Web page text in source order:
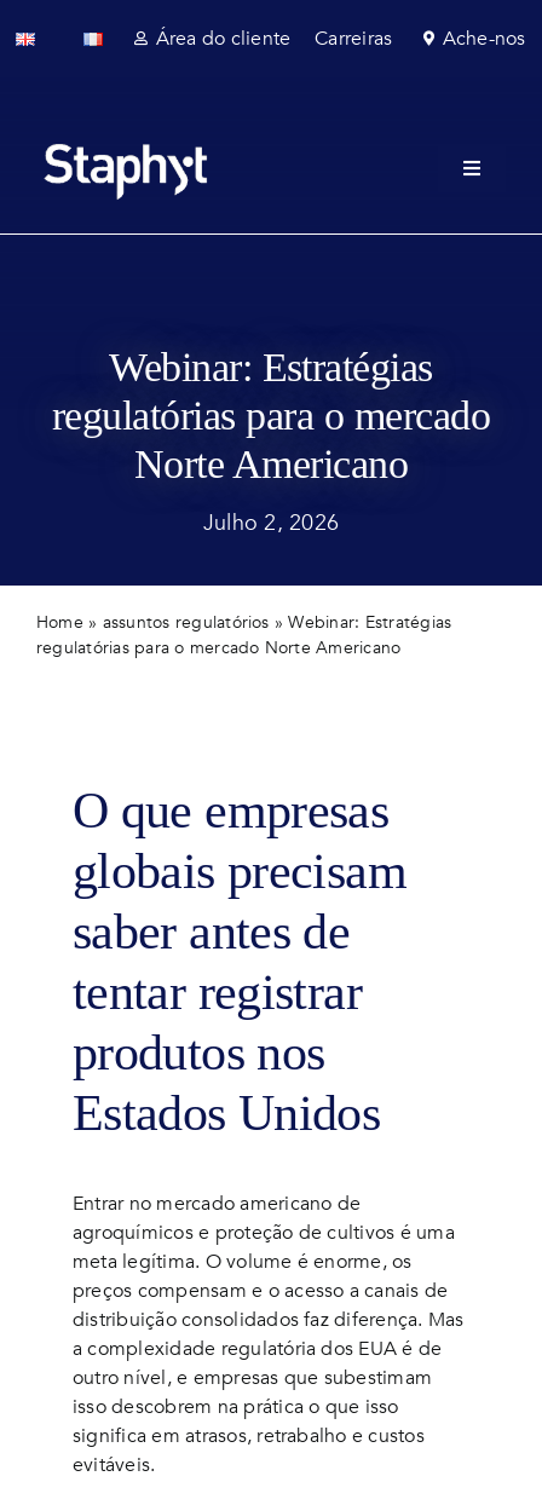
to
Área do cliente Carreiras Ache-nos
Toggle
Setores
Webinar: Estratégias
regulatórias para o mercado
Norte Americano
Julho 2, 2026
Home » assuntos regulatórios »Webinar: Estratégias
regulatórias para o mercado Norte Americano
O que empresas
globais precisam
saber antes de
tentar registrar
produtos nos
Estados Unidos
Entrar no mercado americano de
agroquímicos e proteção de cultivos é uma
meta legítima. O volume é enorme, os
preços compensam e o acesso a canais de
distribuição consolidados faz diferença. Mas
a complexidade regulatória dos EUA é de
outro nível, e empresas que subestimam
isso descobrem na prática o que isso
significa em atrasos, retrabalho e custos
evitáveis.